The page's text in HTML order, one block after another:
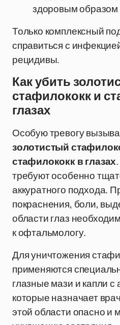
здоровым образом
Только комплексный
справиться с
рецидивы.
Как убить
стафилококк и
глазах
Особую тревогу
золотистый
стафилококк в глазах
требуют особенно
аккуратного подхода.
покраснения, боли,
области глаз
к офтальмологу.
Для уничтожения
применяются
глазные мази и капли с
которые назначает
этой области опасно и